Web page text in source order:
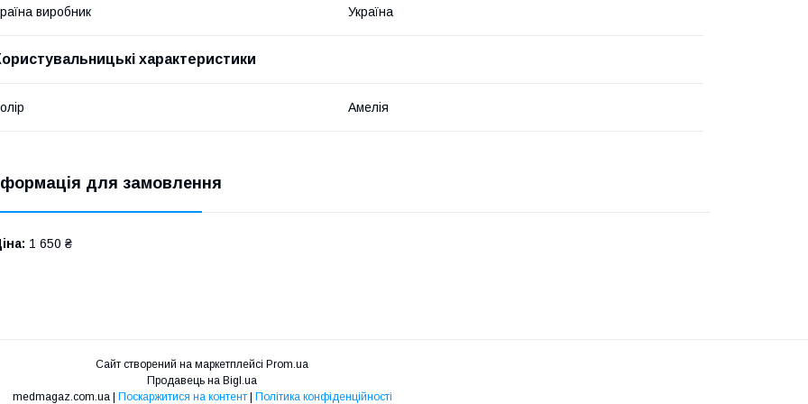
виробник Україна
характеристики
Амелія
для замовлення
1 650 ₴
Сайт створений на маркетплейсі Prom.ua
Продавець на Bigl.ua
Поскаржитися на контент Політика конфіденційності